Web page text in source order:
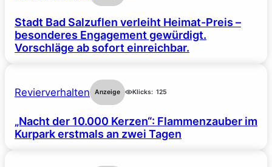
Stadt Bad Salzuflen verleiht Heimat-Preis –
besonderes Engagement gewürdigt.
Vorschläge ab sofort einreichbar.
Revierverhalten Anzeige Klicks: 125
„Nacht der 10.000 Kerzen“: Flammenzauber im
Kurpark erstmals an zwei Tagen